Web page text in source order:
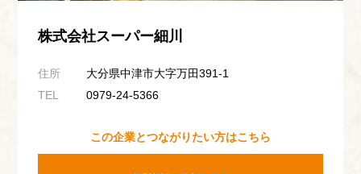
株式会社スーパー細川
住所
大分県中津市大字万田391-1
TEL
0979-24-5366
この企業とつながりたい方はこちら